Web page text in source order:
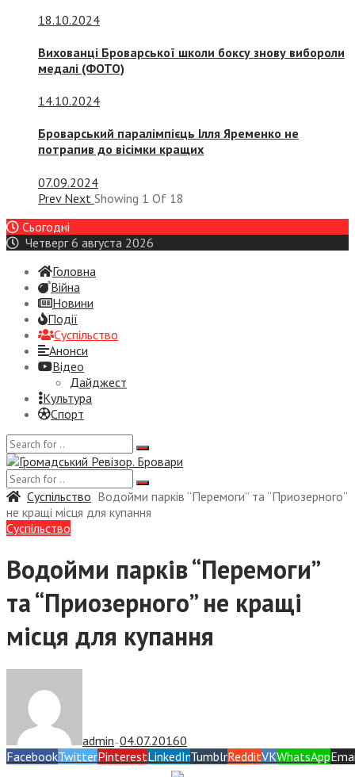
18.10.2024
Вихованці Броварської школи боксу знову вибороли
медалі (ФОТО)
14.10.2024
Броварський паралімпієць Ілля Яременко не
потрапив до вісімки кращих
07.09.2024
Prev Next Showing 1 Of 18
Сьогодні
Четверг 6 августа 2026
Головна
Війна
Новини
Події
Суспiльство
Анонси
Відео
Дайджест
Культура
Спорт
Суспiльство Водойми парків “Перемоги” та “Приозерного”
не кращі місця для купання
Суспiльство
Водойми парків “Перемоги”
та “Приозерного” не кращі
місця для купання
admin —04.07.20160
FacebookTwitterPinterestLinkedInTumblrRedditVKWhatsApp